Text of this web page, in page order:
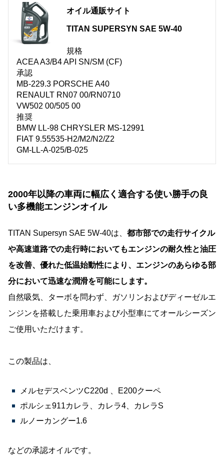
オイル通販サイト
TITAN SUPERSYN SAE 5W-40
規格
ACEA A3/B4 API SN/SM (CF)
承認
MB-229.3 PORSCHE A40
RENAULT RN07 00/RN0710
VW502 00/505 00
推奨
BMW LL-98 CHRYSLER MS-12991
FIAT 9.55535-H2/M2/N2/Z2
GM-LL-A-025/B-025
2000年以降の車両に幅広く適合する使い勝手の良
い多機能エンジンオイル
TITAN Supersyn SAE 5W-40は、 都市部での走行サイクル
や高速道路での走行時においてもエンジンの耐久性と油圧
を改善、優れた低温始動性により、エンジンのあらゆる部
分において迅速な潤滑を可能にします。
自然吸気、ターボを問わず、ガソリンおよびディーゼルエ
ンジンを搭載した乗用車および小型車にてオールシーズン
ご使用いただけます。
この製品は、
メルセデスベンツC220d 、E200クーペ
ポルシェ911カレラ、カレラ4、カレラS
ルノーカングー1.6
などの承認オイルです。